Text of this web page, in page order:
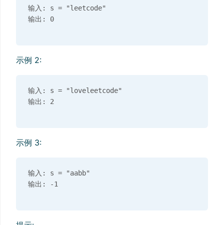
输入: s = "leetcode"
示例 2:
输入: s = "loveleetcode"
示例 3:
输入: s = "aabb"